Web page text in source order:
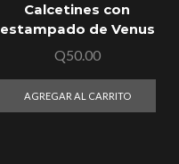
Calcetines con
estampado de Venus
Q50.00
AGREGAR AL CARRITO